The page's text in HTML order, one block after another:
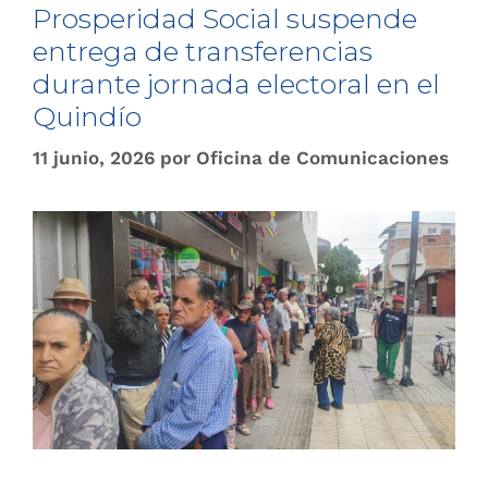
Prosperidad Social suspende
entrega de transferencias
durante jornada electoral en el
Quindío
11 junio, 2026 por Oficina de Comunicaciones